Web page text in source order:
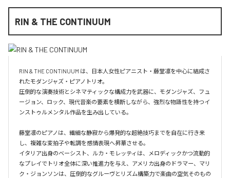
RIN & THE CONTINUUM
RIN & THE CONTINUUM は、日本人女性ピアニスト・藤堂凛を中心に結成さ
れたモダンジャズ・ピアノトリオ。
圧倒的な演奏技術とシネマティックな構成力を武器に、モダンジャズ、フュ
ージョン、ロック、現代音楽の要素を横断しながら、強烈な物語性を持つイ
ンストゥルメンタル作品を生み出している。
藤堂凛のピアノは、繊細な静寂から爆発的な超絶技巧までを自在に行き来
し、複雑な変拍子や転調を感情表現へ昇華させる。
イタリア出身のベーシスト、ルカ・モレッティは、メロディックかつ流動的
なプレイでトリオ全体に深い推進力を与え、アメリカ出身のドラマー、マリ
ク・ジョンソンは、圧倒的なグルーヴとリズム構築力で楽曲の空気そのもの